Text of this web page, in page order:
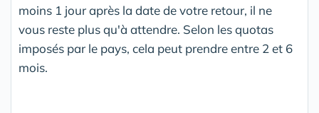
moins 1 jour après la date de votre retour, il ne
vous reste plus qu'à attendre. Selon les quotas
imposés par le pays, cela peut prendre entre 2 et 6
mois.